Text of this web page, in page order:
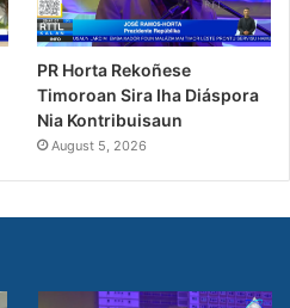
PR Horta Rekoñese
Timoroan Sira Iha Diáspora
Nia Kontribuisaun
August 5, 2026